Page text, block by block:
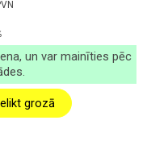
un var mainīties pēc
grozā